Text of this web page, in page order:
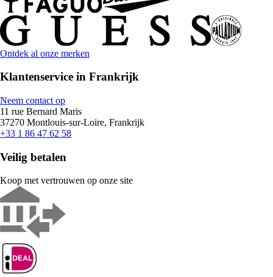
Ontdek al onze merken
Klantenservice in Frankrijk
Neem contact op
11 rue Bernard Maris
37270 Montlouis-sur-Loire, Frankrijk
+33 1 86 47 62 58
Veilig betalen
Koop met vertrouwen op onze site